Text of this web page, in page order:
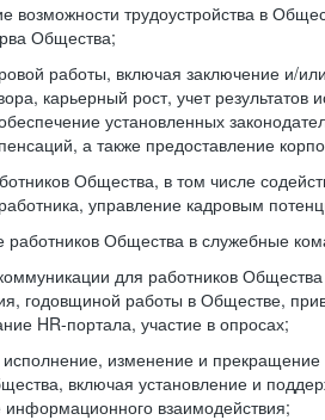
возможности трудоустройства в
Общества;
работы, включая заключение и/
карьерный рост, учет
установленных
а также предоставление
Общества, в том числе
управление кадровым
Общества в служебные
для работников
годовщиной работы в Обществе,
HR-портала, участие в опросах;
изменение и прекращение
включая установление и
взаимодействия;